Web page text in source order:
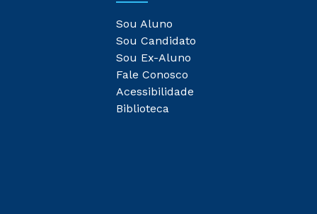
Sou Aluno
Sou Candidato
Sou Ex-Aluno
Fale Conosco
Acessibilidade
Biblioteca